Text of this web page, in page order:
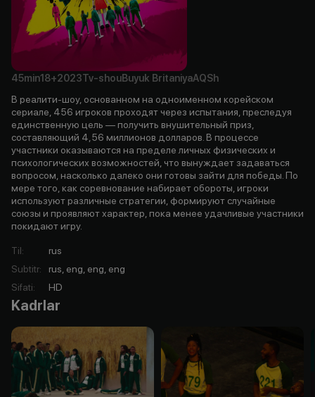
45min18+2023Tv-shouBuyuk BritaniyaAQSh
В реалити-шоу, основанном на одноименном корейском
сериале, 456 игроков проходят через испытания, преследуя
единственную цель — получить внушительный приз,
составляющий 4,56 миллионов долларов. В процессе
участники оказываются на пределе личных физических и
психологических возможностей, что вынуждает задаваться
вопросом, насколько далеко они готовы зайти для победы. По
мере того, как соревнование набирает обороты, игроки
используют различные стратегии, формируют случайные
союзы и проявляют характер, пока менее удачливые участники
покидают игру.
Til:
rus
Subtitr:
rus, eng, eng, eng
Sifati: HD
Kadrlar